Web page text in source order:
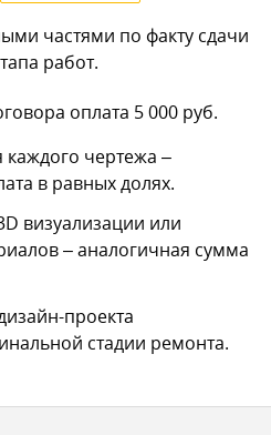
частями по факту сдачи
работ.
оплата 5 000 руб.
каждого чертежа –
в равных долях.
визуализации или
– аналогичная сумма
проекта
стадии ремонта.